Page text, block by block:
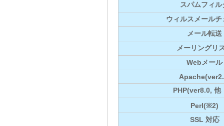
スパムフィル
ウィルスメールチ
メール転送
メーリングリ
Webメール
PHP(ver8.0,
Perl(※2)
SSL 対応